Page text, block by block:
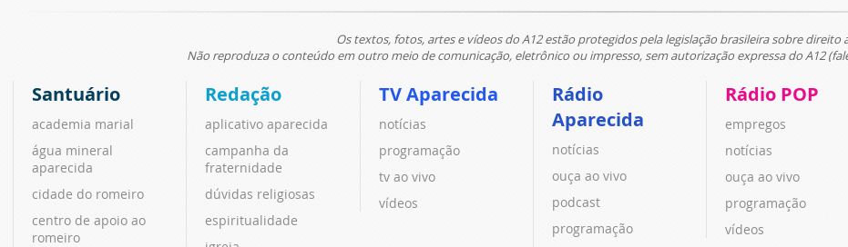
Os textos, fotos, artes e vídeos do A12 estão protegidos pela legislação brasileira sobre direito
Não reproduza o conteúdo em outro meio de comunicação, eletrônico ou impresso, sem autorização expressa do A12
Santuário
academia marial
água mineral
aparecida
cidade do romeiro
centro de apoio ao
romeiro
Redação
aplicativo aparecida
campanha da
fraternidade
dúvidas religiosas
espiritualidade
TV Aparecida
notícias
programação
tv ao vivo
vídeos
Rádio
Aparecida
notícias
ouça ao vivo
podcast
programação
Rádio POP
empregos
notícias
ouça ao vivo
programação
vídeos